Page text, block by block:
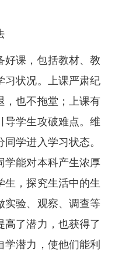
好课，包括教材、教
习状况。上课严肃纪
，也不拖堂；上课有
导学生攻破难点。维
学进入学习状态。
学能对本科产生浓厚
生，探究生活中的生
实验、观察、调查等
高了潜力，也获得了
潜力，使他们能利